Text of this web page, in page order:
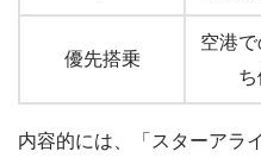
優先搭乗
空港
内容的には、「スターアラ